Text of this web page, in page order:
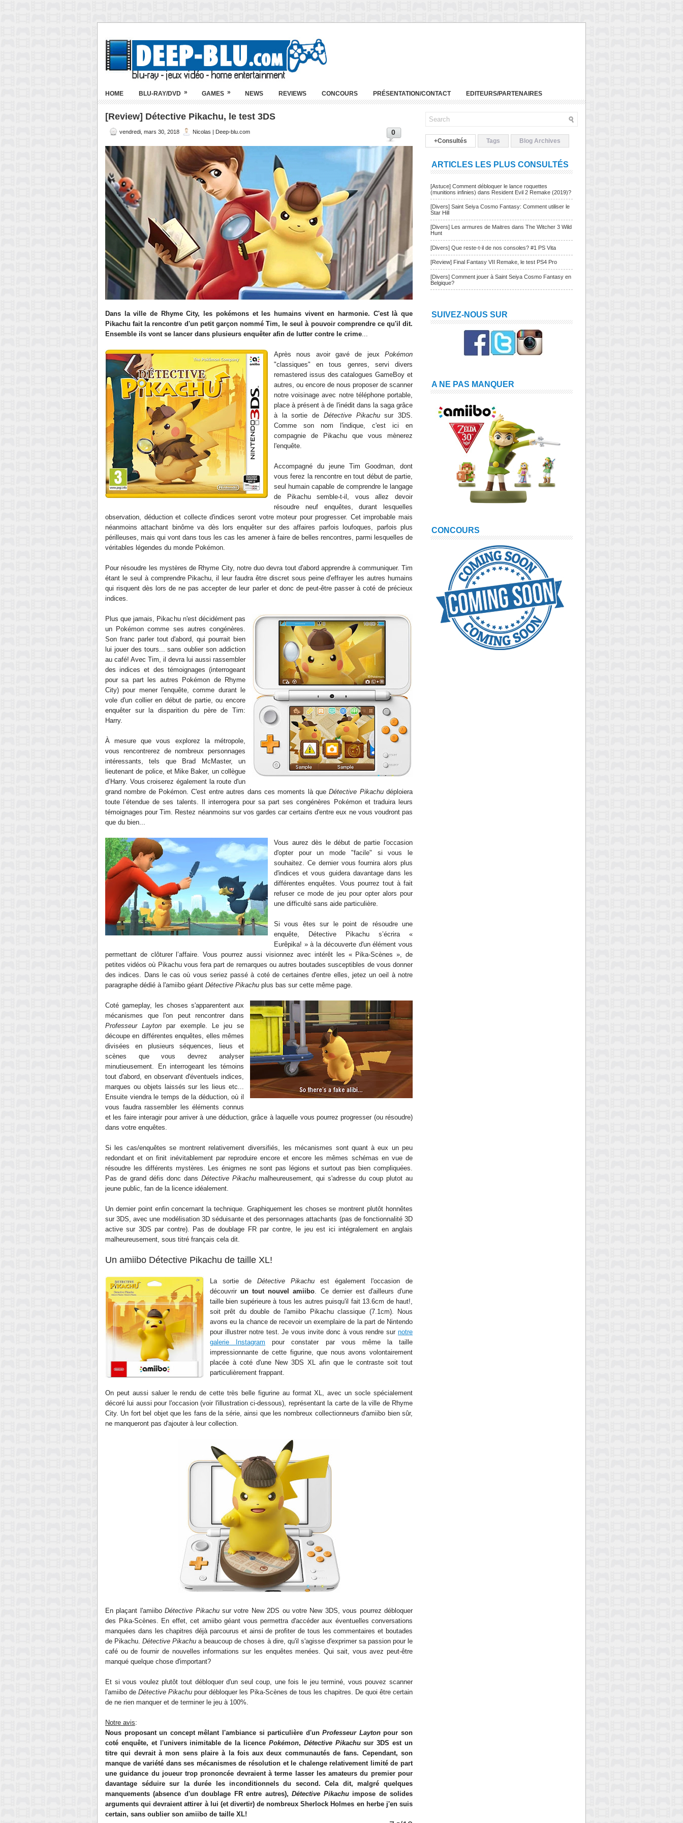
HOME BLU-RAY/DVD » GAMES » NEWS REVIEWS CONCOURS PRÉSENTATION/CONTACT EDITEURS/PARTENAIRES
[Review] Détective Pikachu, le test 3DS
vendredi, mars 30, 2018 Nicolas | Deep-blu.com 0
Dans la ville de Rhyme City, les pokémons et les humains vivent en harmonie. C'est là que
Pikachu fait la rencontre d'un petit garçon nommé Tim, le seul à pouvoir comprendre ce qu'il dit.
Ensemble ils vont se lancer dans plusieurs enquêter afin de lutter contre le crime...
Après nous avoir gavé de jeux Pokémon
"classiques" en tous genres, servi divers
remastered issus des catalogues GameBoy et
autres, ou encore de nous proposer de scanner
notre voisinage avec notre téléphone portable,
place à présent à de l'inédit dans la saga grâce
à la sortie de Détective Pikachusur 3DS.
Comme son nom l'indique, c'est ici en
compagnie de Pikachu que vous mènerez
l'enquête.
Accompagné du jeune Tim Goodman, dont
vous ferez la rencontre en tout début de partie,
seul humain capable de comprendre le langage
de Pikachu semble-t-il, vous allez devoir
résoudre neuf enquêtes, durant lesquelles
observation, déduction et collecte d'indices seront votre moteur pour progresser. Cet improbable mais
néanmoins attachant binôme va dès lors enquêter sur des affaires parfois loufoques, parfois plus
périlleuses, mais qui vont dans tous les cas les amener à faire de belles rencontres, parmi lesquelles de
véritables légendes du monde Pokémon.
Pour résoudre les mystères de Rhyme City, notre duo devra tout d'abord apprendre à communiquer. Tim
étant le seul à comprendre Pikachu, il leur faudra être discret sous peine d'effrayer les autres humains
qui risquent dès lors de ne pas accepter de leur parler et donc de peut-être passer à coté de précieux
indices.
Plus que jamais, Pikachu n'est décidément pas
un Pokémon comme ses autres congénères.
Son franc parler tout d'abord, qui pourrait bien
lui jouer des tours... sans oublier son addiction
au café! Avec Tim, il devra lui aussi rassembler
des indices et des témoignages (interrogeant
pour sa part les autres Pokémon de Rhyme
City) pour mener l'enquête, comme durant le
vole d'un collier en début de partie, ou encore
enquêter sur la disparition du père de Tim:
Harry.
À mesure que vous explorez la métropole,
vous rencontrerez de nombreux personnages
intéressants, tels que Brad McMaster, un
lieutenant de police, et Mike Baker, un collègue
d’Harry. Vous croiserez également la route d'un
grand nombre de Pokémon. C'est entre autres dans ces moments là queDétective Pikachudéploiera
toute l’étendue de ses talents. Il interrogera pour sa part ses congénères Pokémon et traduira leurs
témoignages pour Tim. Restez néanmoins sur vos gardes car certains d'entre eux ne vous voudront pas
que du bien...
Vous aurez dès le début de partie l'occasion
d'opter pour un mode "facile" si vous le
souhaitez. Ce dernier vous fournira alors plus
d'indices et vous guidera davantage dans les
différentes enquêtes. Vous pourrez tout à fait
refuser ce mode de jeu pour opter alors pour
une difficulté sans aide particulière.
Si vous êtes sur le point de résoudre une
enquête, Détective Pikachu s’écrira «
Eurêpika! » à la découverte d'un élément vous
permettant de clôturer l’affaire. Vous pourrez aussi visionnez avec intérêt les « Pika-Scènes », de
petites vidéos où Pikachu vous fera part de remarques ou autres boutades susceptibles de vous donner
des indices. Dans le cas où vous seriez passé à coté de certaines d'entre elles, jetez un oeil à notre
paragraphe dédié à l'amiibo géant Détective Pikachu plus bas sur cette même page.
Coté gameplay, les choses s'apparentent aux
mécanismes que l'on peut rencontrer dans
Professeur Layton par exemple. Le jeu se
découpe en différentes enquêtes, elles mêmes
divisées en plusieurs séquences, lieus et
scènes que vous devrez analyser
minutieusement. En interrogeant les témoins
tout d'abord, en observant d'éventuels indices,
marques ou objets laissés sur les lieus etc...
Ensuite viendra le temps de la déduction, où il
vous faudra rassembler les éléments connus
et les faire interagir pour arriver à une déduction, grâce à laquelle vous pourrez progresser (ou résoudre)
dans votre enquêtes.
Si les cas/enquêtes se montrent relativement diversifiés, les mécanismes sont quant à eux un peu
redondant et on finit inévitablement par reproduire encore et encore les mêmes schémas en vue de
résoudre les différents mystères. Les énigmes ne sont pas légions et surtout pas bien compliquées.
Pas de grand défis donc dans Détective Pikachumalheureusement, qui s'adresse du coup plutot au
jeune public, fan de la licence idéalement.
Un dernier point enfin concernant la technique. Graphiquement les choses se montrent plutôt honnêtes
sur 3DS, avec une modélisation 3D séduisante et des personnages attachants (pas de fonctionnalité 3D
active sur 3DS par contre). Pas de doublage FR par contre, le jeu est ici intégralement en anglais
malheureusement, sous titré français cela dit.
Un amiibo Détective Pikachu de taille XL!
La sortie de Détective Pikachu est également l'occasion de
découvrirun tout nouvel amiibo. Ce dernier est d'ailleurs d'une
taille bien supérieure à tous les autres puisqu'il fait 13.6cm de haut!,
soit prêt du double de l'amiibo Pikachu classique (7.1cm). Nous
avons eu la chance de recevoir un exemplaire de la part de Nintendo
pour illustrer notre test. Je vous invite donc à vous rendre sur notre
galerie Instagram pour constater par vous même la taille
impressionnante de cette figurine, que nous avons volontairement
placée à coté d'une New 3DS XL afin que le contraste soit tout
particulièrement frappant.
On peut aussi saluer le rendu de cette très belle figurine au format XL, avec un socle spécialement
décoré lui aussi pour l'occasion (voir l'illustration ci-dessous), représentant la carte de la ville de Rhyme
City. Un fort bel objet que les fans de la série, ainsi que les nombreux collectionneurs d'amiibo bien sûr,
ne manqueront pas d'ajouter à leur collection.
En plaçant l'amiiboDétective Pikachusur votre New 2DS ou votre New 3DS, vous pourrez débloquer
des Pika-Scènes. En effet, cet amiibo géant vous permettra d'accéder aux éventuelles conversations
manquées dans les chapitres déjà parcourus et ainsi de profiter de tous les commentaires et boutades
de Pikachu.Détective Pikachu a beaucoup de choses à dire, qu'il s'agisse d'exprimer sa passion pour le
café ou de fournir de nouvelles informations sur les enquêtes menées. Qui sait, vous avez peut-être
manqué quelque chose d'important?
Et si vous voulez plutôt tout débloquer d'un seul coup, une fois le jeu terminé, vous pouvez scanner
l'amiibo de Détective Pikachu pour débloquer les Pika-Scènes de tous les chapitres. De quoi être certain
de ne rien manquer et de terminer le jeu à 100%.
Notre avis:
Nous proposant un concept mêlant l'ambiance si particulière d'unProfesseur Laytonpour son
coté enquête, et l'univers inimitable de la licence Pokémon, Détective Pikachusur 3DS est un
titre qui devrait à mon sens plaire à la fois aux deux communautés de fans. Cependant, son
manque de variété dans ses mécanismes de résolution et le chalenge relativement limité de part
une guidance du joueur trop prononcée devraient à terme lasser les amateurs du premier pour
davantage séduire sur la durée les inconditionnels du second. Cela dit, malgré quelques
manquements (absence d'un doublage FR entre autres),Détective Pikachuimpose de solides
arguments qui devraient attirer à lui (et divertir) de nombreux Sherlock Holmes en herbe j'en suis
certain, sans oublier son amiibo de taille XL!
+Consultés Tags Blog Archives
ARTICLES LES PLUS CONSULTÉS
[Astuce] Comment débloquer le lance roquettes
(munitions infinies) dans Resident Evil 2 Remake (2019)?
[Divers] Saint Seiya Cosmo Fantasy: Comment utiliser le
Star Hill
[Divers] Les armures de Maitres dans The Witcher 3 Wild
Hunt
[Divers] Que reste-t-il de nos consoles? #1 PS Vita
[Review] Final Fantasy VII Remake, le test PS4 Pro
[Divers] Comment jouer à Saint Seiya Cosmo Fantasy en
Belgique?
SUIVEZ-NOUS SUR
A NE PAS MANQUER
CONCOURS